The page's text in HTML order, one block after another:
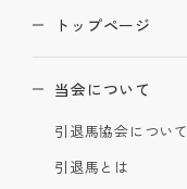
トップページ
当会について
引退馬協会について
引退馬とは